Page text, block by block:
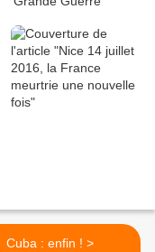
Cuba : enfin ! >